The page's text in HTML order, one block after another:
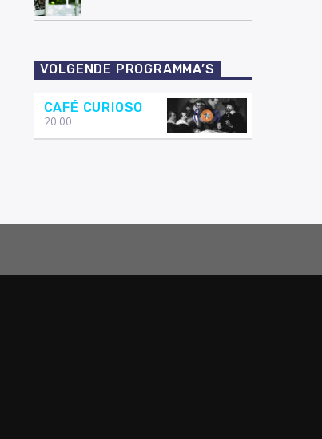
VOLGENDE PROGRAMMA’S
CAFÉ CURIOSO
20:00